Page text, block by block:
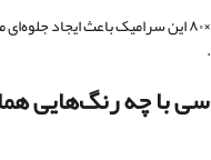
بله، رنگ طوسی و ابعاد ۸۰×۸۰ این سرامیک باعث
با چه رنگ‌هایی